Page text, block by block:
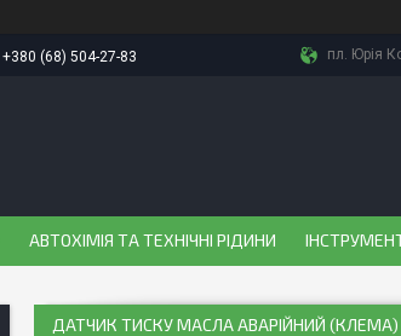
+380 (68) 504-27-83 пл. Юрія
АВТОХІМІЯ ТА ТЕХНІЧНІ РІДИНИ
ДАТЧИК ТИСКУ МАСЛА АВАРIЙНИЙ (КЛЕМА)